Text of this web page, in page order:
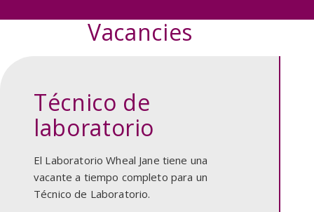
Vacancies
Técnico de
laboratorio
El Laboratorio Wheal Jane tiene una
vacante a tiempo completo para un
Técnico de Laboratorio.